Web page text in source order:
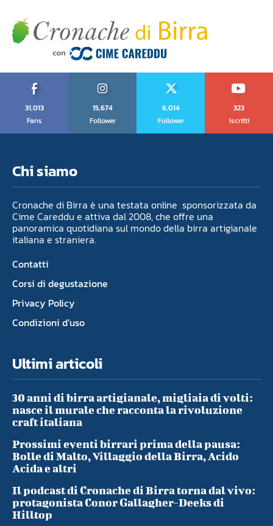
31,013
Fans
15,674
Follower
6,014
Follower
323
Iscritti
Chi siamo
Cronache di Birra è una testata online sponsorizzata da
Cime Careddu e attiva dal 2008, che offre una
panoramica quotidiana sul mondo della birra artigianale
italiana e straniera.
Contatti
Corsi di degustazione
Privacy Policy
Condizioni d’uso
Ultimi articoli
30 anni di birra artigianale, migliaia di volti:
nasce il murale che racconta la rivoluzione
craft italiana
Prossimi eventi birrari prima della pausa:
Bolle di Malto, Villaggio della Birra, Acido
Acida e altri
Il podcast di Cronache di Birra torna dal vivo:
protagonista Conor Gallagher-Deeks di
Hilltop